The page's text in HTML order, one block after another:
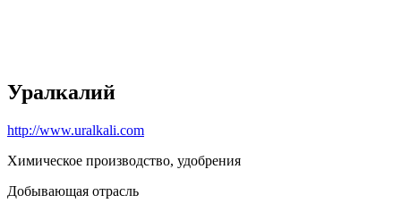
Уралкалий
http://www.uralkali.com
Химическое производство, удобрения
Добывающая отрасль